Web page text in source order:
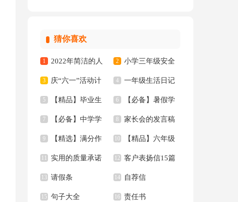
猜你喜欢
1 2022年简洁的人
生哲理格言集合88条
2 小学三年级安全
工作总结
3 庆“六一”活动计
划
4 一年级生活日记
5 【精品】毕业生
专业求职信汇编10篇
6 【必备】暑假学
习计划范文合集五篇
7 【必备】中学学
生检讨书4篇
8 家长会的发言稿
9 【精选】满分作
文400字九篇
10 【精品】六年级
新学期作文合集九篇
11 实用的质量承诺
书模板汇总六篇
12 客户表扬信15篇
13 请假条 14 自荐信
15 句子大全 16 责任书